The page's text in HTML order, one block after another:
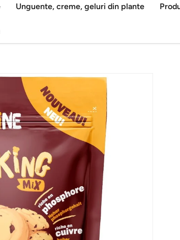
Unguente, creme, geluri din plante